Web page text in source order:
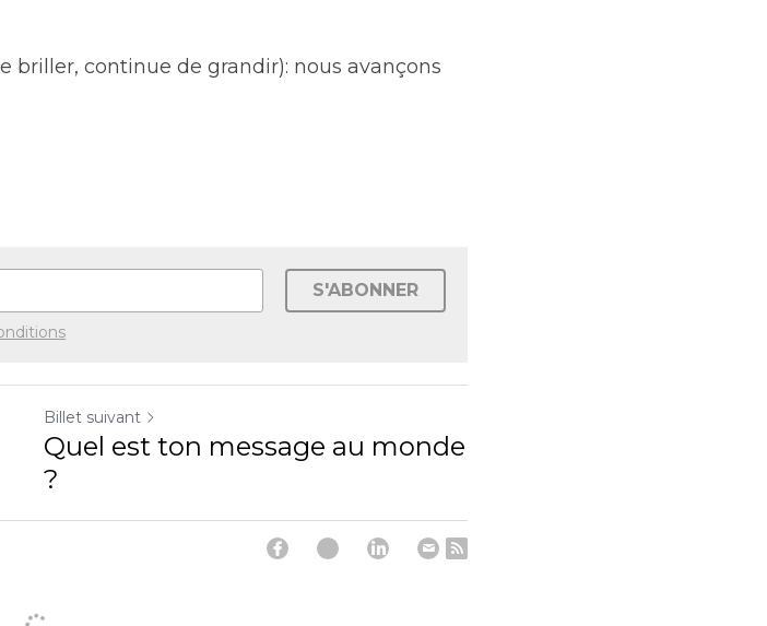
briller, continue de grandir): nous avançons
S'ABONNER
Billet suivant
Quel est ton message au monde
?